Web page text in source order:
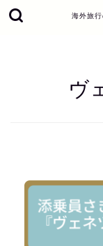
海外旅
ヴ